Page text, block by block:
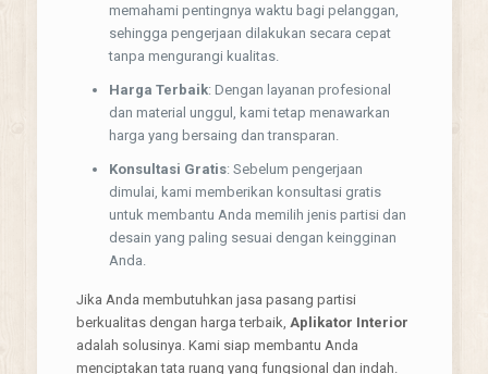
memahami pentingnya waktu bagi pelanggan,
sehingga pengerjaan dilakukan secara cepat
tanpa mengurangi kualitas.
Harga Terbaik: Dengan layanan profesional
dan material unggul, kami tetap menawarkan
harga yang bersaing dan transparan.
Konsultasi Gratis: Sebelum pengerjaan
dimulai, kami memberikan konsultasi gratis
untuk membantu Anda memilih jenis partisi dan
desain yang paling sesuai dengan keingginan
Anda.
Jika Anda membutuhkan jasa pasang partisi
berkualitas dengan harga terbaik, Aplikator Interior
adalah solusinya. Kami siap membantu Anda
menciptakan tata ruang yang fungsional dan indah.